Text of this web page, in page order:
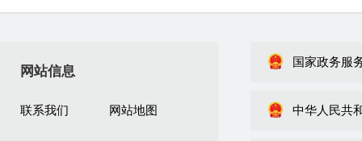
网站信息
联系我们 网站地图
国家政务服
中华人民共